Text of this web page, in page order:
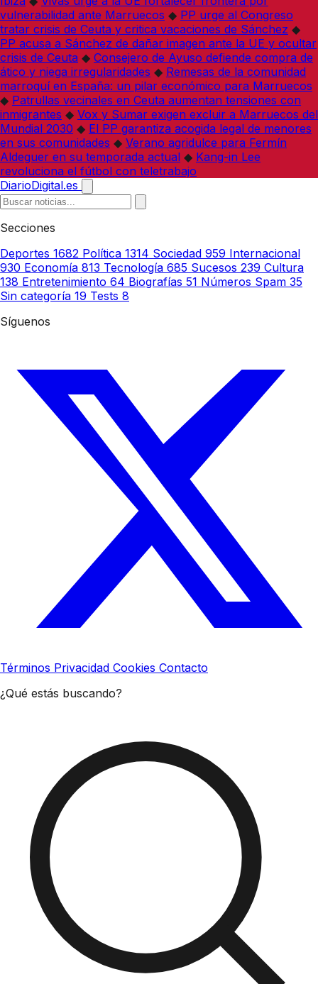
vulnerabilidad ante Marruecos ◆ PP urge al Congreso
tratar crisis de Ceuta y critica vacaciones de Sánchez ◆
PP acusa a Sánchez de dañar imagen ante la UE y ocultar
crisis de Ceuta ◆ Consejero de Ayuso defiende compra de
ático y niega irregularidades ◆ Remesas de la comunidad
marroquí en España: un pilar económico para Marruecos
◆ Patrullas vecinales en Ceuta aumentan tensiones con
inmigrantes ◆ Vox y Sumar exigen excluir a Marruecos del
Mundial 2030 ◆ El PP garantiza acogida legal de menores
en sus comunidades ◆ Verano agridulce para Fermín
Aldeguer en su temporada actual ◆ Kang-in Lee
revoluciona el fútbol con teletrabajo
DiarioDigital.es
Secciones
Deportes 1682 Política 1314 Sociedad 959 Internacional
930 Economía 813 Tecnología 685 Sucesos 239 Cultura
138 Entretenimiento 64 Biografías 51 Números Spam 35
Sin categoría 19 Tests 8
Síguenos
Términos Privacidad Cookies Contacto
¿Qué estás buscando?